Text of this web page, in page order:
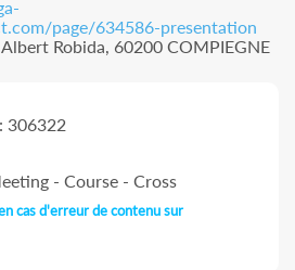
page/634586-presentation
Robida, 60200 COMPIEGNE
: 306322
- Course - Cross
cas d'erreur de contenu sur